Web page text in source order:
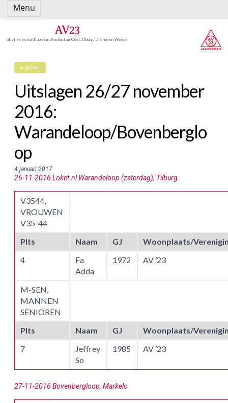
Spring
naar
AV23
atletiek en hardlopen in Amsterdam-Oost, IJburg, Diemen en Weesp
pupillen
Uitslagen 26/27 november
2016:
Warandeloop/Bovenberglo
op
4 januari 2017
26-11-2016 Loket.nl Warandeloop (zaterdag), Tilburg
V3544,
VROUWEN
V35-44
Plts
Naam GJ
Woonplaats/
4
Fa
Adda
1972 AV ’23
M-SEN,
MANNEN
SENIOREN
Plts
Naam GJ
Woonplaats/
7
Jeffrey
So
1985 AV ’23
27-11-2016 Bovenbergloop, Markelo
Menu